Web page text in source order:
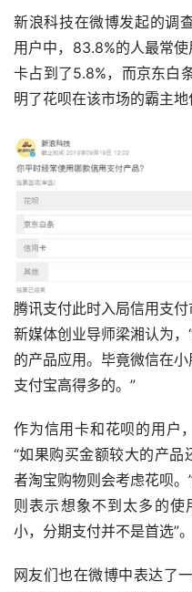
新浪科技在微博发起的调
用户中，83.8%的人最常
卡占到了5.8%，而京东白
明了花呗在该市场的霸主地
腾讯支付此时入局信用支
新媒体创业导师梁湘认为
的产品应用。毕竟微信在
支付宝高得多的。”
作为信用卡和花呗的用户
“如果购买金额较大的产
者淘宝购物则会考虑花呗。
则表示想象不到太多的使
小，分期支付并不是首选”。
网友们也在微博中表达了